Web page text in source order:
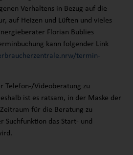
Verhaltens in Bezug auf die
auf Heizen und Lüften und vieles
Florian Bublies
kann folgender Link
termin-
Telefon-/Videoberatung zu
ist es ratsam, in der Maske der
für die Beratung zu
Suchfunktion das Start- und